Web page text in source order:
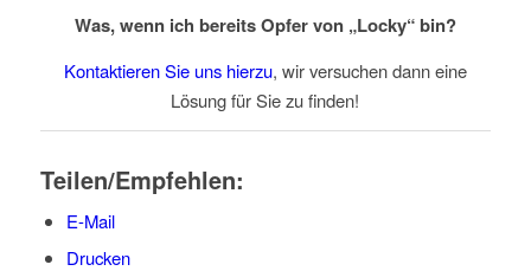
Was, wenn ich bereits Opfer von „Locky“ bin?
Kontaktieren Sie uns hierzu, wir versuchen dann eine
Lösung für Sie zu finden!
Teilen/Empfehlen:
E-Mail
Drucken